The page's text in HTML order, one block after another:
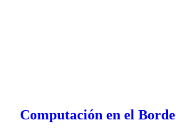
Computación en el Borde